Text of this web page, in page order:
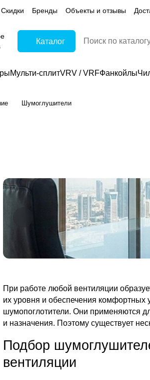
Скидки Бренды Объекты и отзывы
Каталог
Мульти-сплитVRV / VRFФанкойлы
Шумоглушители
При работе любой вентиляции
их уровня и обеспечения
шумопоглотители. Они применяются
и назначения. Поэтому существует
Подбор
вентиляции